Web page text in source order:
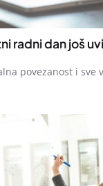
radni dan još
povezanost i sve